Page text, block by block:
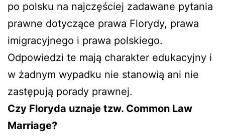
po polsku na najczęściej zadawane pytania
prawne dotyczące prawa Florydy, prawa
imigracyjnego i prawa polskiego.
Odpowiedzi te mają charakter edukacyjny i
w żadnym wypadku nie stanowią ani nie
zastępują porady prawnej.
Czy Floryda uznaje tzw. Common Law
Marriage?